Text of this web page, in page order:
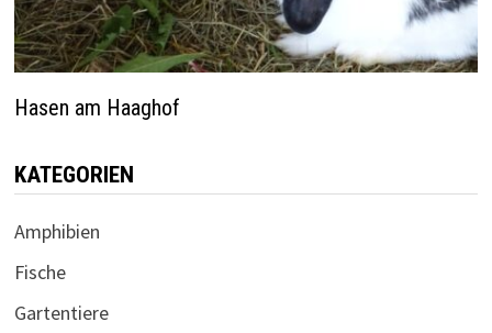
Hasen am Haaghof
KATEGORIEN
Amphibien
Fische
Gartentiere